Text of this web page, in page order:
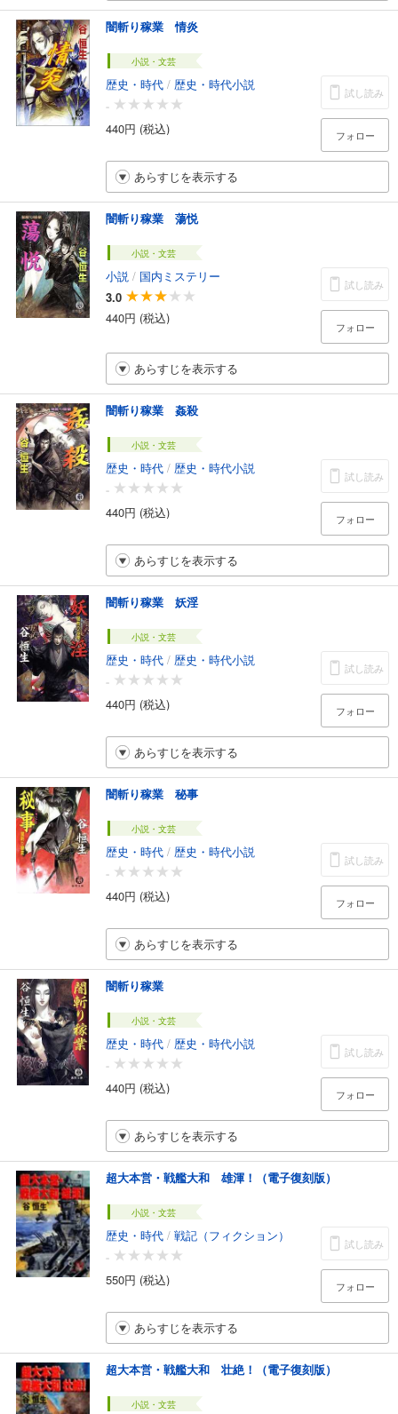
闇斬り稼業 情炎
小説・文芸
歴史・時代 / 歴史・時代小説
-
440円 (税込)
試し読み
フォロー
あらすじを表示する
闇斬り稼業 蕩悦
小説・文芸
小説 / 国内ミステリー
3.0
440円 (税込)
試し読み
フォロー
あらすじを表示する
闇斬り稼業 姦殺
小説・文芸
歴史・時代 / 歴史・時代小説
-
440円 (税込)
試し読み
フォロー
あらすじを表示する
闇斬り稼業 妖淫
小説・文芸
歴史・時代 / 歴史・時代小説
-
440円 (税込)
試し読み
フォロー
あらすじを表示する
闇斬り稼業 秘事
小説・文芸
歴史・時代 / 歴史・時代小説
-
440円 (税込)
試し読み
フォロー
あらすじを表示する
闇斬り稼業
小説・文芸
歴史・時代 / 歴史・時代小説
-
440円 (税込)
試し読み
フォロー
あらすじを表示する
超大本営・戦艦大和 雄渾！（電子復刻版）
小説・文芸
歴史・時代 / 戦記（フィクション）
-
550円 (税込)
試し読み
フォロー
あらすじを表示する
超大本営・戦艦大和 壮絶！（電子復刻版）
小説・文芸